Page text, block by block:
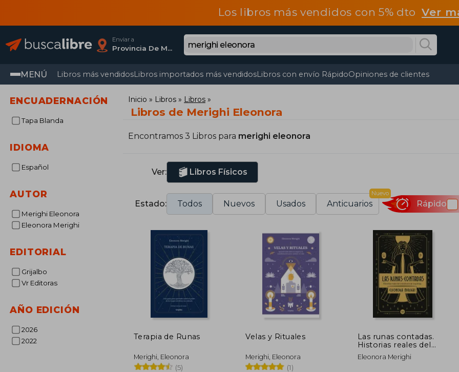
Los libros más vendidos con 5% dtoVer
Enviar a
Provincia De Madrid
MENÚ Libros más vendidosLibros importados más vendidosLibros con envío RápidoOpiniones de clientes
ENCUADERNACIÓN
Tapa Blanda
IDIOMA
Español
AUTOR
Merighi Eleonora
Eleonora Merighi
EDITORIAL
Grijalbo
Vr Editoras
AÑO EDICIÓN
2026
2022
Inicio Libros Libros
Libros de Merighi Eleonora
Encontramos 3 Libros para merighi eleonora
Ver: Libros Físicos
Estado: Todos Nuevos Usados Anticuarios
Nuevo
Rápido
Terapia de Runas
Merighi, Eleonora
(5)
Velas y Rituales
Merighi, Eleonora
(1)
Las runas contadas.
Historias reales del
consultario de una
bruja
Eleonora Merighi